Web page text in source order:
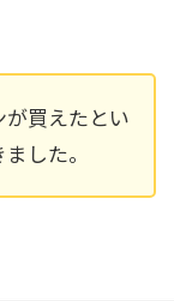
買えたとい
した。